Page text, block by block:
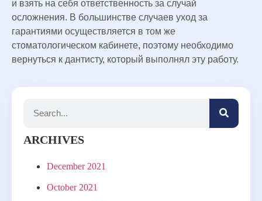
ARCHIVES
December 2021
October 2021
и взять на себя ответственность за случай
осложнения. В большинстве случаев уход за
гарантиями осуществляется в том же
стоматологическом кабинете, поэтому необходимо
вернуться к дантисту, который выполнял эту работу.